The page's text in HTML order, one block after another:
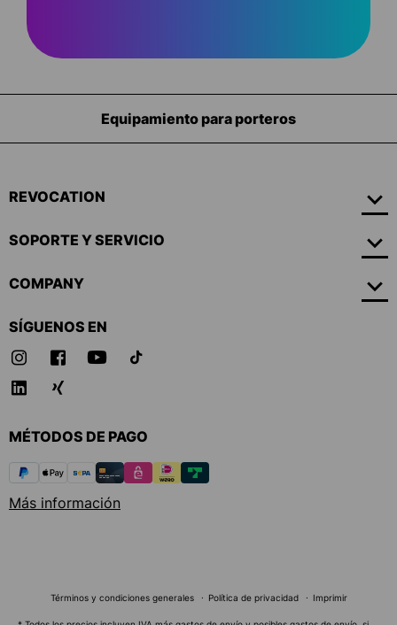
Equipamiento para porteros
REVOCATION
SOPORTE Y SERVICIO
COMPANY
SÍGUENOS EN
MÉTODOS DE PAGO
Más información
Términos y condiciones generales Política de privacidad Imprimir